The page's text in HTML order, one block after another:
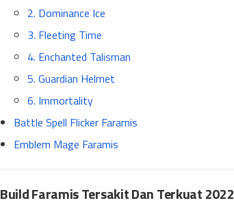
2. Dominance Ice
3. Fleeting Time
4. Enchanted Talisman
5. Guardian Helmet
6. Immortality
Battle Spell Flicker Faramis
Emblem Mage Faramis
Build Faramis Tersakit Dan Terkuat 2022